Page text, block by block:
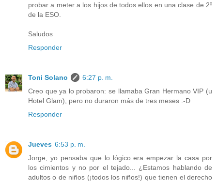
probar a meter a los hijos de todos ellos en una clase de 2º
de la ESO.
Saludos
Responder
Toni Solano
6:27 p. m.
Creo que ya lo probaron: se llamaba Gran Hermano VIP (u
Hotel Glam), pero no duraron más de tres meses :-D
Responder
Jueves 6:53 p. m.
Jorge, yo pensaba que lo lógico era empezar la casa por
los cimientos y no por el tejado... ¿Estamos hablando de
adultos o de niños (¡todos los niños!) que tienen el derecho